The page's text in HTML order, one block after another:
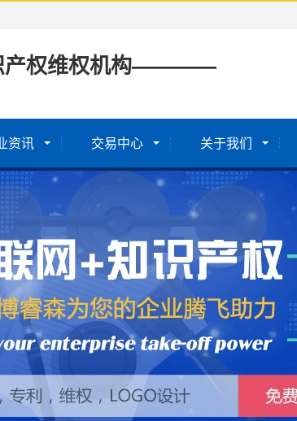
权维权机构————
资讯 交易中心 关于我们